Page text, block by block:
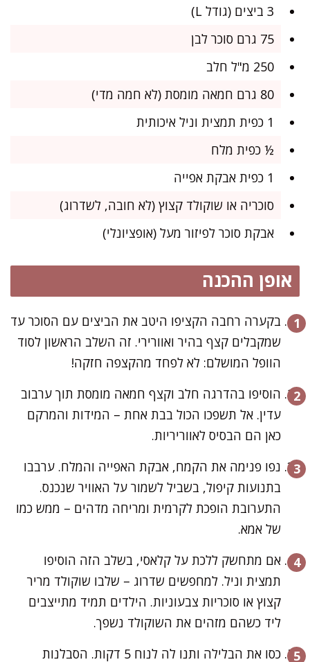
3 ביצים (גודל L)
75 גרם סוכר לבן
250 מ"ל חלב
80 גרם חמאה מומסת (לא חמה מדי)
1 כפית תמצית וניל איכותית
½ כפית מלח
1 כפית אבקת אפייה
סוכריה או שוקולד קצוץ (לא חובה, לשדרוג)
אבקת סוכר לפיזור מעל (אופציונלי)
אופן ההכנה
בקערה רחבה הקציפו היטב את הביצים עם הסוכר עד
שמקבלים קצף בהיר ואוורירי. זה השלב הראשון לסוד
הוופל המושלם: לא לפחד מהקצפה חזקה!
הוסיפו בהדרגה חלב וקצף חמאה מומסת תוך ערבוב
עדין. אל תשפכו הכול בבת אחת – המידות והמרקם
כאן הם הבסיס לאווריריות.
נפו פנימה את הקמח, אבקת האפייה והמלח. ערבבו
בתנועות קיפול, בשביל לשמור על האוויר שנכנס.
התערובת הופכת לקרמית ומריחה מדהים – ממש כמו
של אמא.
אם מתחשק ללכת על קלאסי, בשלב הזה הוסיפו
תמצית וניל. למחפשים שדרוג – שלבו שוקולד מריר
קצוץ או סוכריות צבעוניות. הילדים תמיד מתייצבים
ליד כשהם מזהים את השוקולד נשפך.
כסו את הבלילה ותנו לה לנוח 5 דקות. הסבלנות